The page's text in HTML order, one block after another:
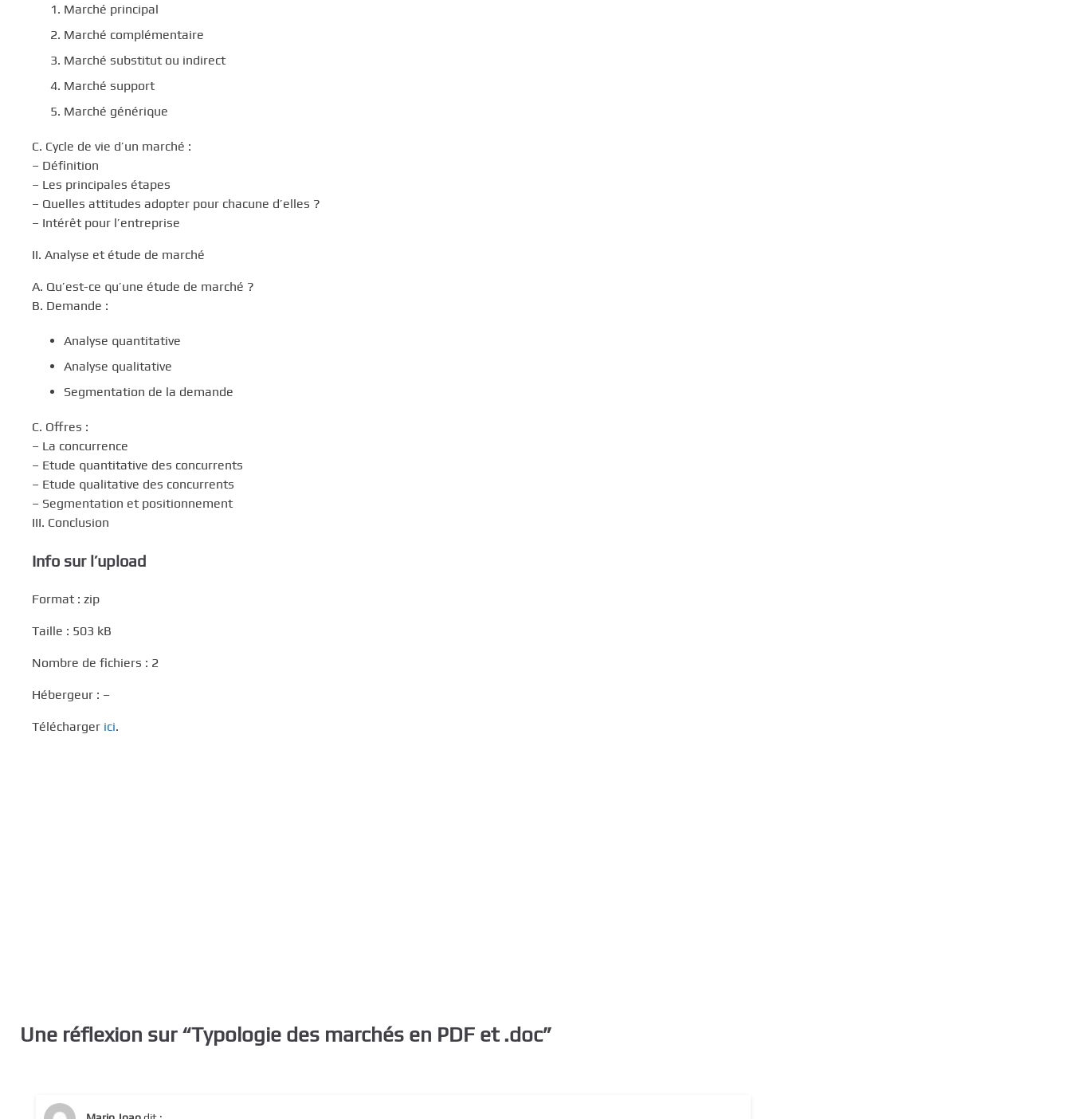
Marché principal
Marché complémentaire
Marché substitut ou indirect
Marché support
Marché générique
C. Cycle de vie d’un marché :
– Définition
– Les principales étapes
– Quelles attitudes adopter pour chacune d’elles ?
– Intérêt pour l’entreprise
II. Analyse et étude de marché
A. Qu’est-ce qu’une étude de marché ?
B. Demande :
Analyse quantitative
Analyse qualitative
Segmentation de la demande
C. Offres :
– La concurrence
– Etude quantitative des concurrents
– Etude qualitative des concurrents
– Segmentation et positionnement
III. Conclusion
Info sur l’upload
Format : zip
Taille : 503 kB
Nombre de fichiers : 2
Hébergeur : –
Télécharger ici.
Une réflexion sur “Typologie des marchés en PDF et .doc”